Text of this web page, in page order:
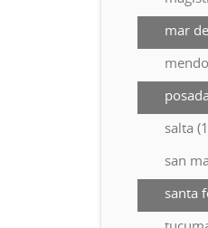
mar
salta
san
santa